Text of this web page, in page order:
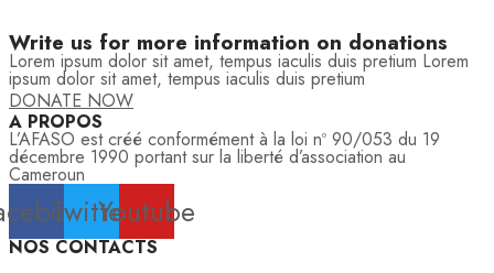
Write us for more information on donations
Lorem ipsum dolor sit amet, tempus iaculis duis pretium​ Lorem
ipsum dolor sit amet, tempus iaculis duis pretium​
DONATE NOW
A PROPOS
L’AFASO est créé conformément à la loi nº 90/053 du 19
décembre 1990 portant sur la liberté d’association au
Cameroun
TwitterYoutube
NOS CONTACTS